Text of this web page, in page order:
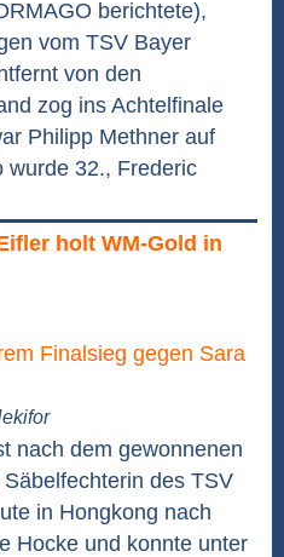
berichtete),
vom TSV Bayer
von den
zog ins Achtelfinale
Philipp Methner auf
wurde 32., Frederic
holt WM-Gold in
nach dem gewonnenen
des TSV
in Hongkong nach
Hocke und konnte unter